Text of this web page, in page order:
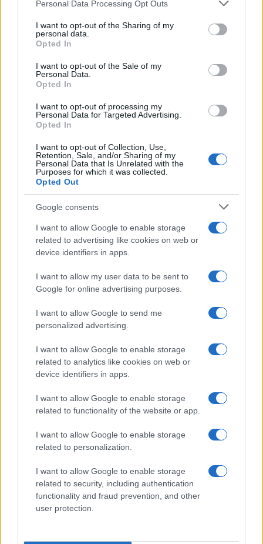
Personal Data Processing Opt Outs
I want to opt-out of the Sharing of my
personal data.
Opted In
I want to opt-out of the Sale of my
Personal Data.
Opted In
I want to opt-out of processing my
Personal Data for Targeted Advertising.
Opted In
I want to opt-out of Collection, Use,
Retention, Sale, and/or Sharing of my
Personal Data that Is Unrelated with the
Purposes for which it was collected.
Opted Out
Google consents
I want to allow Google to enable storage
related to advertising like cookies on web or
device identifiers in apps.
I want to allow my user data to be sent to
Google for online advertising purposes.
I want to allow Google to send me
personalized advertising.
I want to allow Google to enable storage
related to analytics like cookies on web or
device identifiers in apps.
I want to allow Google to enable storage
related to functionality of the website or app.
I want to allow Google to enable storage
related to personalization.
I want to allow Google to enable storage
related to security, including authentication
functionality and fraud prevention, and other
user protection.
ako troškovi energije postanu neodrživi.
#Victor Orban